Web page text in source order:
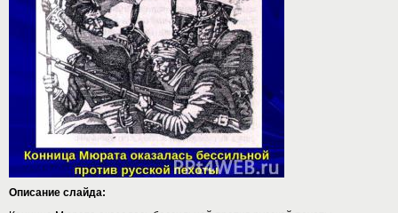
Описание слайда: